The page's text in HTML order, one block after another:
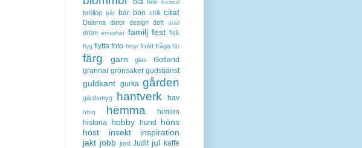
blå bok bomull
bröllop båt bär bön chili citat
Dalarna dator design doft dräll
dröm envishet familj fest fisk
flyg flytta foto frisyr frukt fråga får
färg garn glas
Gotland
grannar grönsaker gudstjänst
guldkant gurka gården
gärdsmyg hantverk hav
hbtq hemma
himlen
historia hobby hund
höns
höst
insekt
inspiration
jakt jobb jord Judit jul kaffe